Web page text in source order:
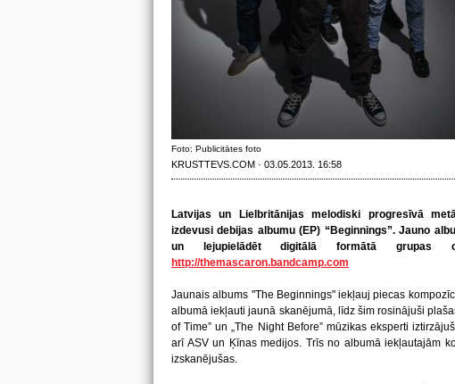
Foto: Publicitātes foto
KRUSTTEVS.COM · 03.05.2013. 16:58
Latvijas un Lielbritānijas melodiski progresīvā
izdevusi debijas albumu (EP) “Beginnings”. Jauno
un lejupielādēt digitālā formātā grupas
http://themascaron.bandcamp.com
Jaunais albums "The Beginnings" iekļauj piecas
albumā iekļauti jaunā skanējumā, līdz šim rosinājuši
of Time” un „The Night Before” mūzikas eksperti
arī ASV un Ķīnas medijos. Trīs no albumā iekļautajām
izskanējušas.